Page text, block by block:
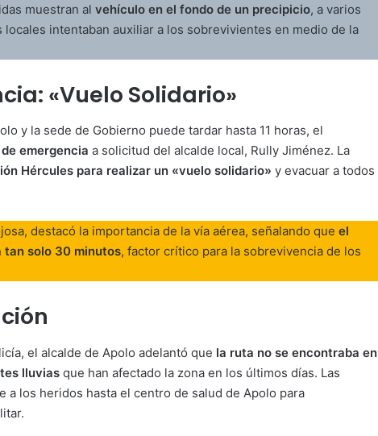
muestran al vehículo en el fondo de un precipicio, a varios
intentaban auxiliar a los sobrevivientes en medio de la
«Vuelo Solidario»
y la sede de Gobierno puede tardar hasta 11 horas, el
emergencia a solicitud del alcalde local, Rully Jiménez. La
Hércules para realizar un «vuelo solidario» y evacuar a todos
destacó la importancia de la vía aérea, señalando que el
tan solo 30 minutos, factor crítico para la sobrevivencia de los
el alcalde de Apolo adelantó que la ruta no se encontraba en
lluvias que han afectado la zona en los últimos días. Las
a los heridos hasta el centro de salud de Apolo para